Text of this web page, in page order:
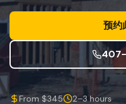
保险检查
防风检查
屋顶认证
预约
From $345 2–3 hours